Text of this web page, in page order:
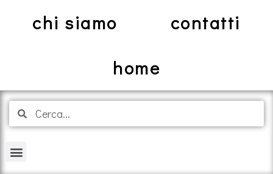
chi siamo
contatti
home